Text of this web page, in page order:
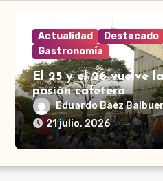
Actualidad
Destacado
Gastronomía
El 25 y el 26 vuelve
pasión cafetera
Eduardo Baez
21 julio, 2026